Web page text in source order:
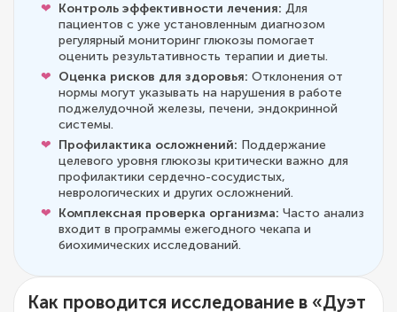
Контроль эффективности лечения: Для
пациентов с уже установленным диагнозом
регулярный мониторинг глюкозы помогает
оценить результативность терапии и диеты.
Оценка рисков для здоровья: Отклонения от
нормы могут указывать на нарушения в работе
поджелудочной железы, печени, эндокринной
системы.
Профилактика осложнений: Поддержание
целевого уровня глюкозы критически важно для
профилактики сердечно-сосудистых,
неврологических и других осложнений.
Комплексная проверка организма: Часто анализ
входит в программы ежегодного чекапа и
биохимических исследований.
Как проводится исследование в «Дуэт